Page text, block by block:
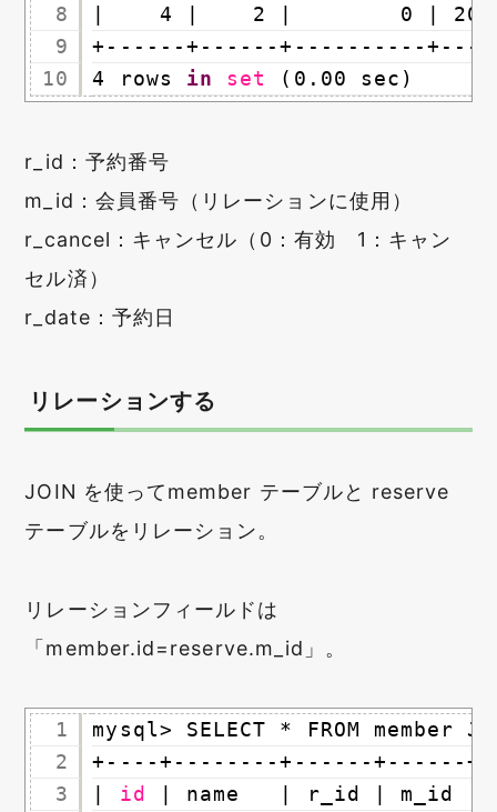
8
9
10
|    4 |    2 |        0 |
+------+------+----------
4 rows in set (0.00 sec)
r_id：予約番号
m_id：会員番号（リレーションに使用）
r_cancel：キャンセル（0：有効 1：キャン
セル済）
r_date：予約日
リレーションする
JOIN を使ってmember テーブルと reserve
テーブルをリレーション。
リレーションフィールドは
「member.id=reserve.m_id」。
1
2
3
mysql> SELECT * FROM member
+----+--------+------+------
| id
| name   | r_id | m_id |